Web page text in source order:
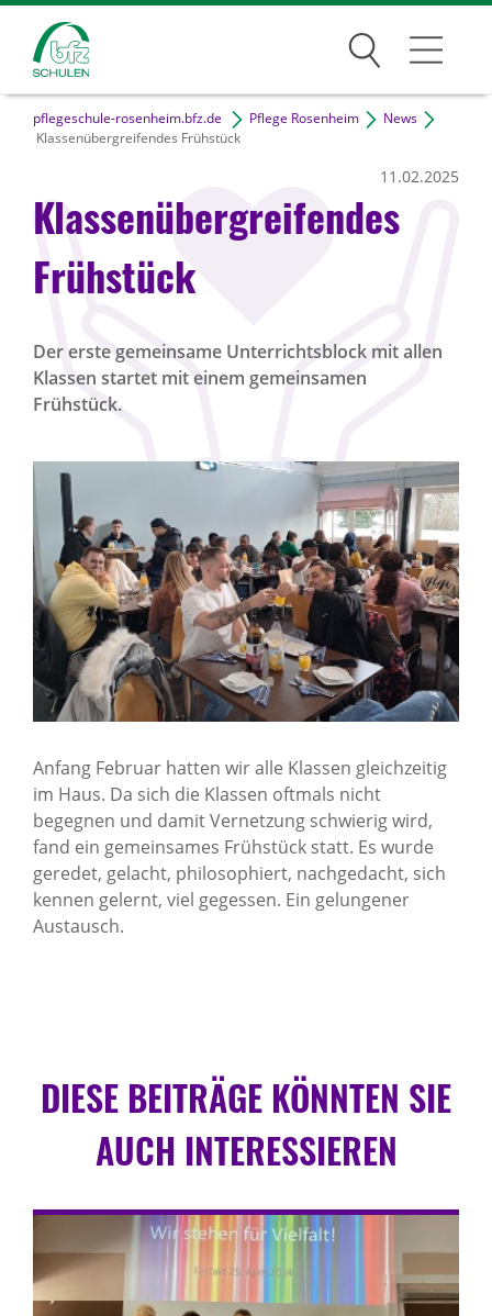
Suchen
Traumberufe
Infos
Jobs
Standorte
News Archiv
pflegeschule-rosenheim.bfz.de Pflege Rosenheim
News
Klassenübergreifendes Frühstück
Klassenübergreifendes
Frühstück
11.02.2025
Der erste gemeinsame Unterrichtsblock mit allen
Klassen startet mit einem gemeinsamen
Frühstück.
Anfang Februar hatten wir alle Klassen gleichzeitig
im Haus. Da sich die Klassen oftmals nicht
begegnen und damit Vernetzung schwierig wird,
fand ein gemeinsames Frühstück statt. Es wurde
geredet, gelacht, philosophiert, nachgedacht, sich
kennen gelernt, viel gegessen. Ein gelungener
Austausch.
DIESE BEITRÄGE KÖNNTEN SIE
AUCH INTERESSIEREN